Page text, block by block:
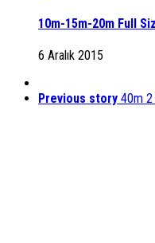
10m-15m-20m Full
6 Aralık 2015
Previous story 40m 2